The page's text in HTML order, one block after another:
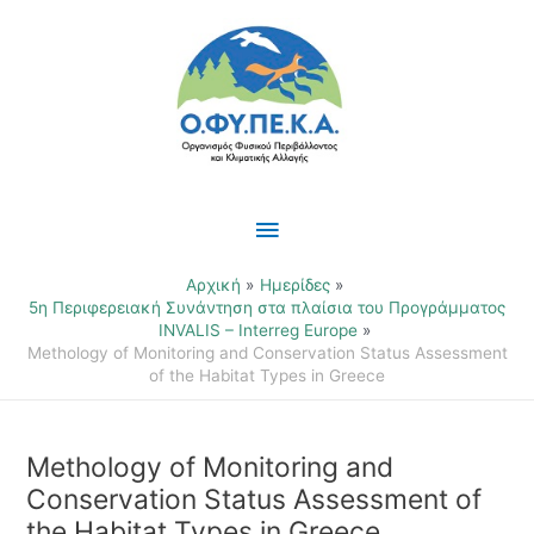
Κύριο
Μενού
Αρχική
Ημερίδες
5η Περιφερειακή Συνάντηση στα πλαίσια του Προγράμματος
INVALIS – Interreg Europe
Methology of Monitoring and Conservation Status Assessment
of the Habitat Types in Greece
Methology of Monitoring and
Conservation Status Assessment of